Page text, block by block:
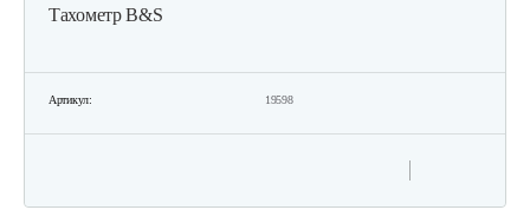
Тахометр B&S
Артикул: 19598